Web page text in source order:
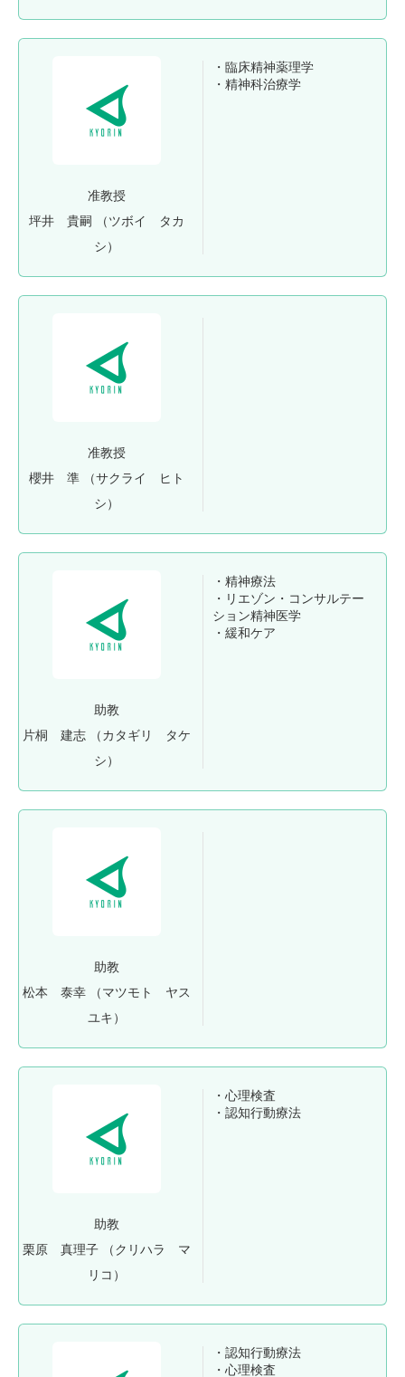
准教授
坪井 貴嗣
（ツボイ タカ
シ）
・臨床精神薬理学
・精神科治療学
准教授
櫻井 準
（サクライ ヒト
シ）
助教
片桐 建志
（カタギリ タケ
シ）
・精神療法
・リエゾン・コンサルテー
ション精神医学
・緩和ケア
助教
松本 泰幸
（マツモト ヤス
ユキ）
助教
栗原 真理子
（クリハラ マ
リコ）
・心理検査
・認知行動療法
・認知行動療法
・心理検査